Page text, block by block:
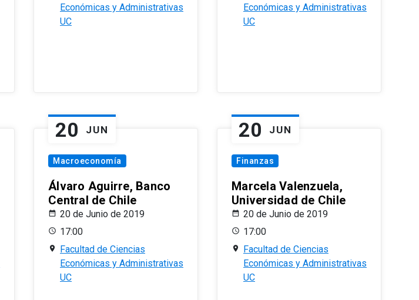
Económicas y Administrativas
UC
Económicas y Administrativas
UC
20 JUN
Macroeconomía
Álvaro Aguirre, Banco
Central de Chile
20 de Junio de 2019
17:00
Facultad de Ciencias
Económicas y Administrativas
UC
20 JUN
Finanzas
Marcela Valenzuela,
Universidad de Chile
20 de Junio de 2019
17:00
Facultad de Ciencias
Económicas y Administrativas
UC